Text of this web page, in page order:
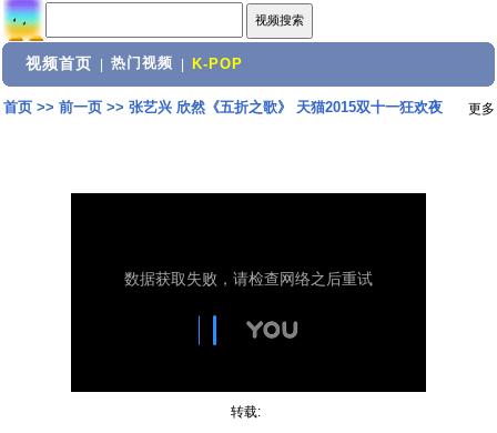
视频首页 热门视频 K-POP
首页>> 前一页>> 张艺兴 欣然《五折之歌》 天猫2015双十一狂欢夜 更多
转载: